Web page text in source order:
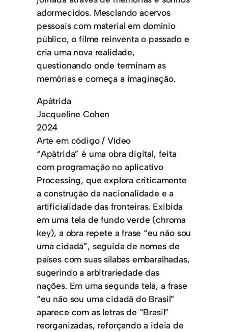
adormecidos. Mesclando acervos
pessoais com material em domínio
público, o filme reinventa o passado e
cria uma nova realidade,
questionando onde terminam as
memórias e começa a imaginação.
Apátrida
Jacqueline Cohen
2024
Arte em código / Vídeo
“Apátrida” é uma obra digital, feita
com programação no aplicativo
Processing, que explora criticamente
a construção da nacionalidade e a
artificialidade das fronteiras. Exibida
em uma tela de fundo verde (chroma
key), a obra repete a frase “eu não sou
uma cidadã”, seguida de nomes de
países com suas sílabas embaralhadas,
sugerindo a arbitrariedade das
nações. Em uma segunda tela, a frase
“eu não sou uma cidadã do Brasil”
aparece com as letras de “Brasil”
reorganizadas, reforçando a ideia de